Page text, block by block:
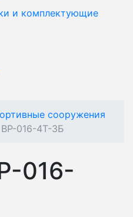
и комплектующие
сооружения
016-4Т-3Б
016-